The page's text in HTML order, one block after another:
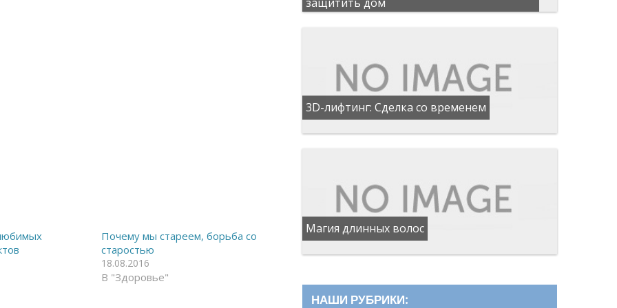
Почему мы стареем, борьба со
старостью
18.08.2016
В "Здоровье"
3D-лифтинг: Сделка со временем
Магия длинных волос
НАШИ РУБРИКИ: